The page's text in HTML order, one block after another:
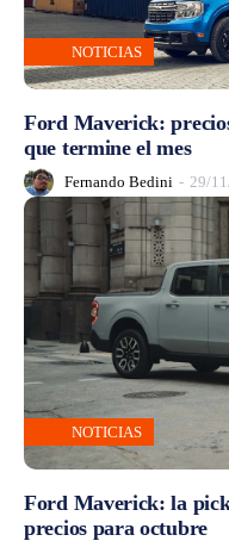
NOTICIAS
Ford Maverick:
que termine el mes
Fernando Bedini - 29/
NOTICIAS
Ford Maverick: la
precios para octubre